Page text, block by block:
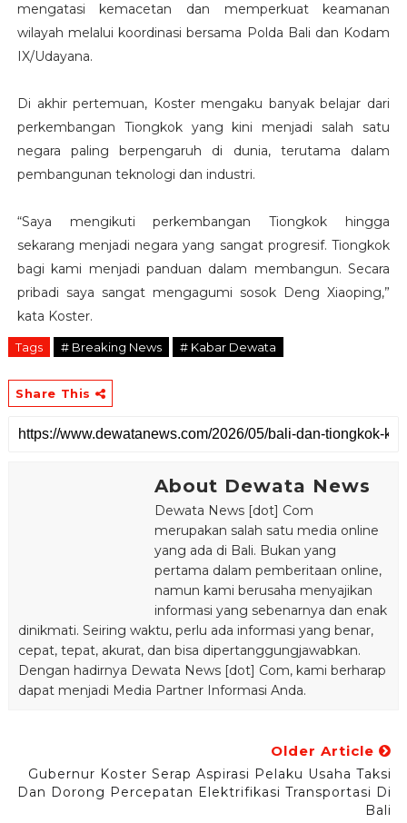
mengatasi kemacetan dan memperkuat keamanan
wilayah melalui koordinasi bersama Polda Bali dan Kodam
IX/Udayana.
Di akhir pertemuan, Koster mengaku banyak belajar dari
perkembangan Tiongkok yang kini menjadi salah satu
negara paling berpengaruh di dunia, terutama dalam
pembangunan teknologi dan industri.
“Saya mengikuti perkembangan Tiongkok hingga
sekarang menjadi negara yang sangat progresif. Tiongkok
bagi kami menjadi panduan dalam membangun. Secara
pribadi saya sangat mengagumi sosok Deng Xiaoping,”
kata Koster.
Tags # Breaking News # Kabar Dewata
Share This
About Dewata News
Dewata News [dot] Com
merupakan salah satu media online
yang ada di Bali. Bukan yang
pertama dalam pemberitaan online,
namun kami berusaha menyajikan
informasi yang sebenarnya dan enak
dinikmati. Seiring waktu, perlu ada informasi yang benar,
cepat, tepat, akurat, dan bisa dipertanggungjawabkan.
Dengan hadirnya Dewata News [dot] Com, kami berharap
dapat menjadi Media Partner Informasi Anda.
Older Article
Gubernur Koster Serap Aspirasi Pelaku Usaha Taksi
Dan Dorong Percepatan Elektrifikasi Transportasi Di
Bali